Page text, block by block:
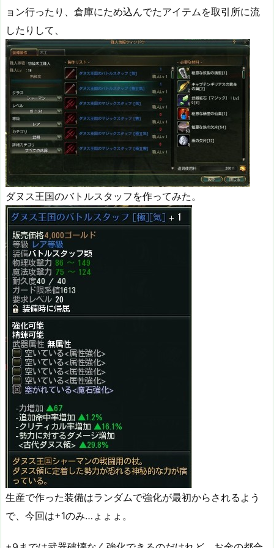
ョン行ったり、倉庫にため込んでたアイテムを取引所に流
したりして、
ダヌス王国のバトルスタッフを作ってみた。
生産で作った装備はランダムで強化が最初からされるよう
で、今回は+1のみ…ょょょ。